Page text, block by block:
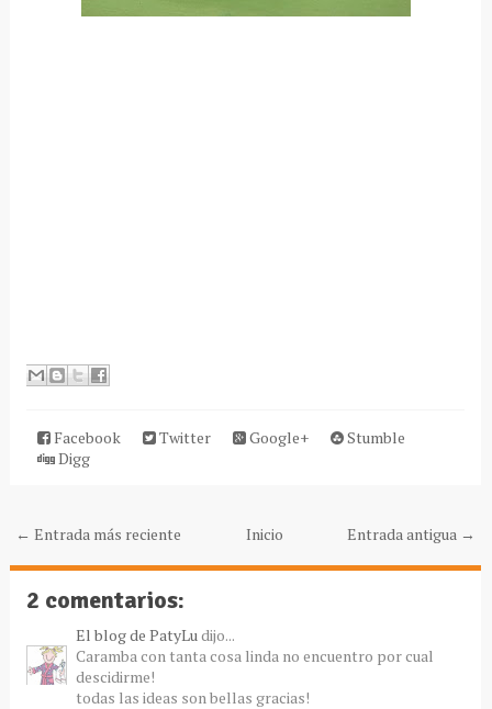
Facebook Twitter Google+
Stumble
Digg
← Entrada más reciente Entrada antigua →
Inicio
2 comentarios:
El blog de PatyLu dijo...
Caramba con tanta cosa linda no encuentro por cual
descidirme!
todas las ideas son bellas gracias!